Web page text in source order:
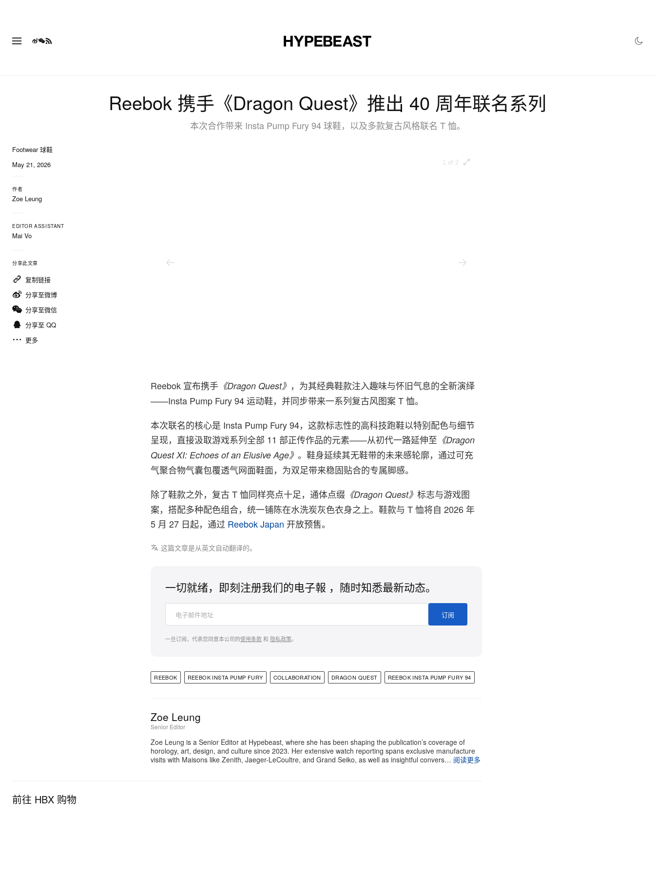
Reebok 携手《Dragon Quest》推出 40 周年联名系列
本次合作带来 Insta Pump Fury 94 球鞋，以及多款复古风格联名 T 恤。
Footwear 球鞋
May 21, 2026
作者
Zoe Leung
EDITOR ASSISTANT
Mai Vo
分享此文章
复制链接
分享至微博
分享至微信
分享至 QQ
更多
1 of 2
Reebok 宣布携手 《Dragon Quest》 ，为其经典鞋款注入趣味与怀旧气息的全新演绎
——Insta Pump Fury 94运动鞋，并同步带来一系列复古风图案 T 恤。
本次联名的核心是 Insta Pump Fury 94，这款标志性的高科技跑鞋以特别配色与细节
呈现，直接汲取游戏系列全部 11 部正传作品的元素——从初代一路延伸至 《Dragon
Quest XI: Echoes of an Elusive Age》。鞋身延续其无鞋带的未来感轮廓，通过可充
气聚合物气囊包覆透气网面鞋面，为双足带来稳固贴合的专属脚感。
除了鞋款之外，复古 T 恤同样亮点十足，通体点缀 《Dragon Quest》标志与游戏图
案，搭配多种配色组合，统一铺陈在水洗炭灰色衣身之上。鞋款与 T 恤将自 2026 年
5 月 27 日起，通过 Reebok Japan 开放预售。
这篇文章是从英文自动翻译的。
一切就绪，即刻注册我们的电子報 ，随时知悉最新动态。
订阅
一旦订阅，代表您同意本公司的使用条款和 隐私政策。
REEBOK REEBOK INSTA PUMP FURY COLLABORATION DRAGON QUEST REEBOK INSTA PUMP FURY 94
Zoe Leung
Senior Editor
Zoe Leung is a Senior Editor at Hypebeast, where she has been shaping the publication’s coverage of
horology, art, design, and culture since 2023. Her extensive watch reporting spans exclusive manufacture
visits with Maisons like Zenith, Jaeger-LeCoultre, and Grand Seiko, as well as insightful convers… 阅读更多
前往 HBX 购物